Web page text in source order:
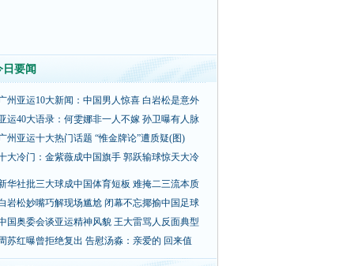
日要闻
州亚运10大新闻：中国男人惊喜 白岩松是意外
运40大语录：何雯娜非一人不嫁 孙卫曝有人脉
州亚运十大热门话题 “惟金牌论”遭质疑(图)
大冷门：金紫薇成中国旗手 郭跃输球惊天大冷
华社批三大球成中国体育短板 难掩二三流本质
岩松妙嘴巧解现场尴尬 闭幕不忘揶揄中国足球
国奥委会谈亚运精神风貌 王大雷骂人反面典型
苏红曝曾拒绝复出 告慰汤淼：亲爱的 回来值